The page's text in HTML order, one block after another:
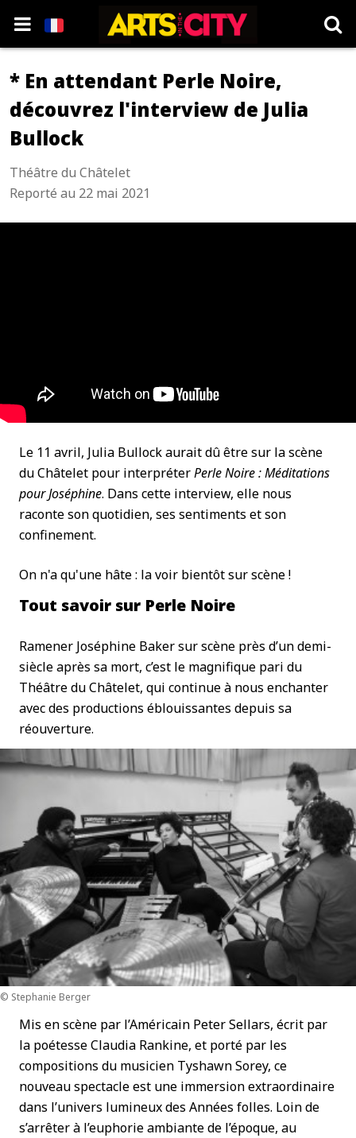
* En attendant Perle Noire,
découvrez l'interview de Julia
Bullock
Théâtre du Châtelet
Reporté au 22 mai 2021
Le 11 avril, Julia Bullock aurait dû être sur la scène
du Châtelet pour interpréterPerle Noire : Méditations
pour Joséphine. Dans cette interview, elle nous
raconte son quotidien, ses sentiments et son
confinement.
On n'a qu'une hâte : la voir bientôt sur scène !
Tout savoir sur Perle Noire
Ramener Joséphine Baker sur scène près d’un demi-
siècle après sa mort, c’est le magnifique pari du
Théâtre du Châtelet, qui continue à nous enchanter
avec des productions éblouissantes depuis sa
réouverture.
© Stephanie Berger
Mis en scène par l’Américain Peter Sellars, écrit par
la poétesse Claudia Rankine, et porté par les
compositions du musicien Tyshawn Sorey, ce
nouveau spectacle est une immersion extraordinaire
dans l’univers lumineux des Années folles. Loin de
s’arrêter à l’euphorie ambiante de l’époque, au